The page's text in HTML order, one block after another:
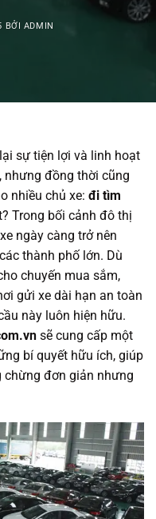
BỞI ADMIN
sự tiện lợi và linh hoạt
nhưng đồng thời cũng
nhiều chủ xe: đi tìm
Trong bối cảnh đô thị
ngày càng trở nên
thành phố lớn. Dù
chuyến mua sắm,
gửi xe dài hạn an toàn
này luôn hiện hữu.
sẽ cung cấp một
bí quyết hữu ích, giúp
chừng đơn giản nhưng